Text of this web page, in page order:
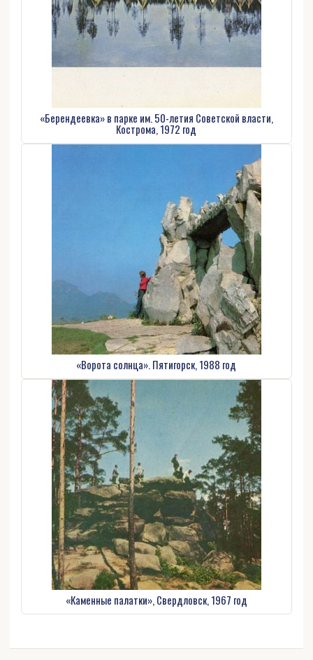
«Берендеевка» в парке им. 50-летия Советской власти,
Кострома, 1972 год
«Ворота солнца». Пятигорск, 1988 год
«Каменные палатки», Свердловск, 1967 год